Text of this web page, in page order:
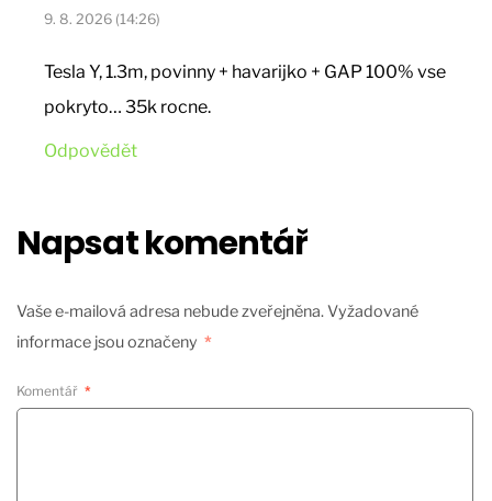
9. 8. 2026 (14:26)
Tesla Y, 1.3m, povinny + havarijko + GAP 100% vse
pokryto… 35k rocne.
Odpovědět
Napsat komentář
Vaše e-mailová adresa nebude zveřejněna.Vyžadované
informace jsou označeny *
Komentář *